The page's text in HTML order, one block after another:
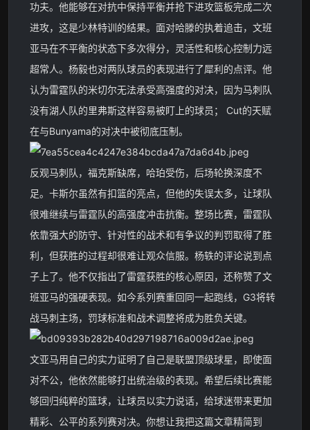
功夫。他能够在对抗中保持平衡并抢下进攻篮板完成二次
进攻，这是少林特训的结果。面对哈滕的执着追击，文班
亚马在不平衡的状态下多次得分，灵活性和核心控制力远
超常人。杨毅也对两队球员的表现进行了犀利的点评。他
认为雷霆队的米切尔无法承受高强度的对决，因为马刺队
没有湖人队的里弗斯这样容易被盯上的球员； Cut的天赋
在与Bunyama的对决中被彻底压制。
反观马刺队，福克斯缺席，哈珀受伤，后场轮换深度不
足。卡斯尔虽然有扣篮的亮点，但他的失误太多，让球队
很难继续与雷霆队的高强度冲击抗衡。整场比赛，雷霆队
依靠强大的防守、针对性的战术和有争议的判罚取得了胜
利，但获胜的过程却很难让观众信服。杨轶的评论说到点
子上了。他不仅指出了雷霆获胜的核心原因，还称赞了文
班亚马的强硬表现。如今系列赛重回同一起跑线，G3将转
战马刺主场，罚球标准和战术调整将成为胜负关键。
文亚马用自己的实力证明了自己是联盟顶级球星，即使面
对不公，他依然能够打出统治级的表现。希望后续比赛能
够回归纯粹的篮球，让球员以实力说话，给球迷带来更加
精彩、公平的系列赛对决。你想让我把这篇文章精简到